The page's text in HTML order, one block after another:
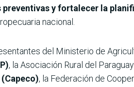
y fortalecer la
nacional.
del Ministerio de
, la Asociación Rural del Paraguay
(Capeco), la Federación de